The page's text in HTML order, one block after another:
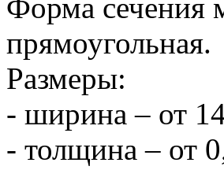
Форма сечения
прямоугольная.
Размеры:
- ширина – от
- толщина – от